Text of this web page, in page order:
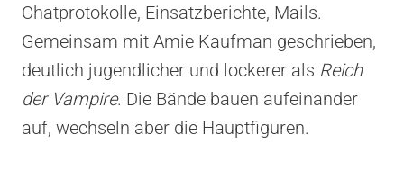
Chatprotokolle, Einsatzberichte, Mails.
Gemeinsam mit Amie Kaufman geschrieben,
deutlich jugendlicher und lockerer als Reich
der Vampire. Die Bände bauen aufeinander
auf, wechseln aber die Hauptfiguren.